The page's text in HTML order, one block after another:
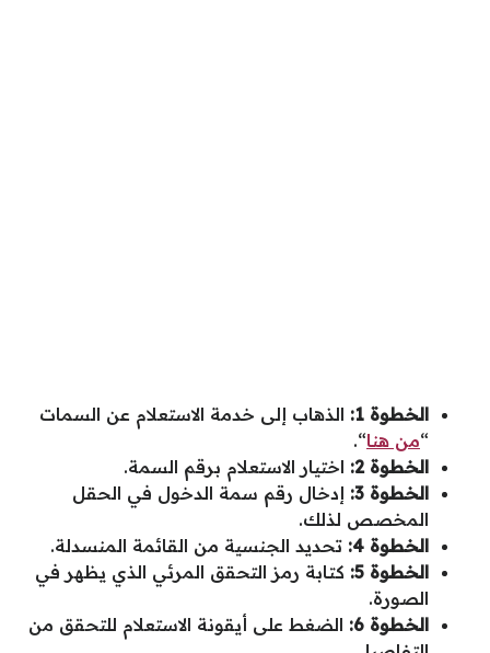
الخطوة 1:
الذهاب إلى خدمة الاستعلام عن السمات
“من هنا“.
الخطوة 2:
اختيار الاستعلام برقم السمة.
الخطوة 3:
إدخال رقم سمة الدخول في الحقل
المخصص لذلك.
الخطوة 4:
تحديد الجنسية من القائمة المنسدلة.
الخطوة 5:
كتابة رمز التحقق المرئي الذي يظهر في
الصورة.
الخطوة 6:
الضغط على أيقونة الاستعلام للتحقق من